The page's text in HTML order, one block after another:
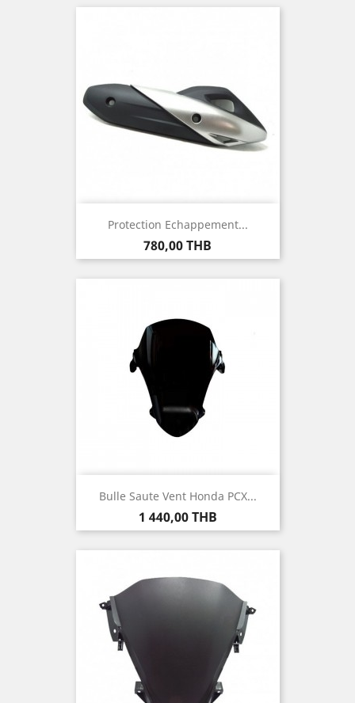
Protection Echappement...
Prix
780,00 THB
Bulle Saute Vent Honda PCX...
Prix
1 440,00 THB